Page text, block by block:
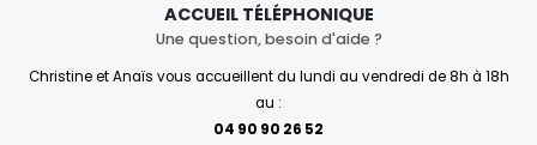
ACCUEIL TÉLÉPHONIQUE
Une question, besoin d'aide ?
Christine et Anaïs vous accueillent du lundi au vendredi de 8h à 18h
au :
04 90 90 26 52